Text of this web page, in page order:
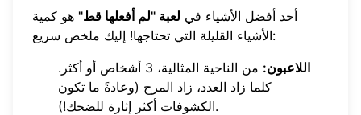
أحد أفضل الأشياء في لعبة "لم أفعلها قط" هو كمية
الأشياء القليلة التي تحتاجها! إليك ملخص سريع:
اللاعبون:
من الناحية المثالية، 3 أشخاص أو أكثر.
كلما زاد العدد، زاد المرح (وعادةً ما تكون
الكشوفات أكثر إثارة للضحك!).